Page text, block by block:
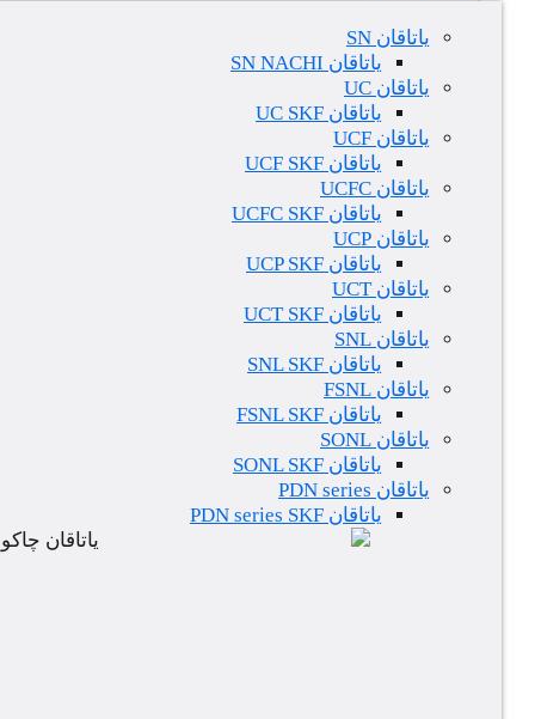
یاتاقان SN
یاتاقان SN NACHI
یاتاقان UC
یاتاقان UC SKF
یاتاقان UCF
یاتاقان UCF SKF
یاتاقان UCFC
یاتاقان UCFC SKF
یاتاقان UCP
یاتاقان UCP SKF
یاتاقان UCT
یاتاقان UCT SKF
یاتاقان SNL
یاتاقان SNL SKF
یاتاقان FSNL
یاتاقان FSNL SKF
یاتاقان SONL
یاتاقان SONL SKF
یاتاقان PDN series
یاتاقان PDN series SKF